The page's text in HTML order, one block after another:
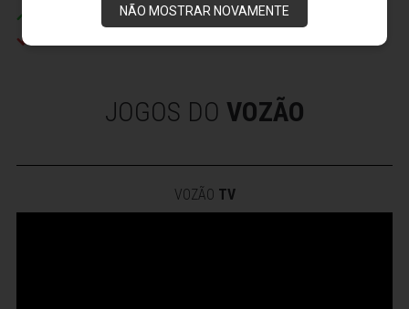
NÃO MOSTRAR NOVAMENTE
JOGOS DO VOZÃO
VOZÃO TV